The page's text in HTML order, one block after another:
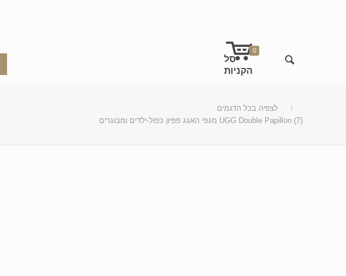
0
לצפיה בכל הדגמים
מגפי האגג פפיון כפול-ילדים ומבוגרים UGG Double Papillon (7)